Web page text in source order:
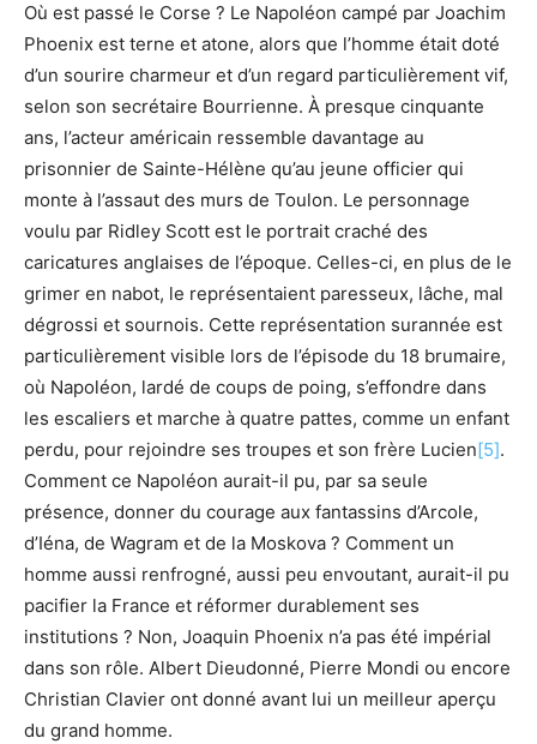
Où est passé le Corse ? Le Napoléon campé par Joachim
Phoenix est terne et atone, alors que l’homme était doté
d’un sourire charmeur et d’un regard particulièrement vif,
selon son secrétaire Bourrienne. À presque cinquante
ans, l’acteur américain ressemble davantage au
prisonnier de Sainte-Hélène qu’au jeune officier qui
monte à l’assaut des murs de Toulon. Le personnage
voulu par Ridley Scott est le portrait craché des
caricatures anglaises de l’époque. Celles-ci, en plus de le
grimer en nabot, le représentaient paresseux, lâche, mal
dégrossi et sournois. Cette représentation surannée est
particulièrement visible lors de l’épisode du 18 brumaire,
où Napoléon, lardé de coups de poing, s’effondre dans
les escaliers et marche à quatre pattes, comme un enfant
perdu, pour rejoindre ses troupes et son frère Lucien[5].
Comment ce Napoléon aurait-il pu, par sa seule
présence, donner du courage aux fantassins d’Arcole,
d’Iéna, de Wagram et de la Moskova ? Comment un
homme aussi renfrogné, aussi peu envoutant, aurait-il pu
pacifier la France et réformer durablement ses
institutions ? Non, Joaquin Phoenix n’a pas été impérial
dans son rôle. Albert Dieudonné, Pierre Mondi ou encore
Christian Clavier ont donné avant lui un meilleur aperçu
du grand homme.